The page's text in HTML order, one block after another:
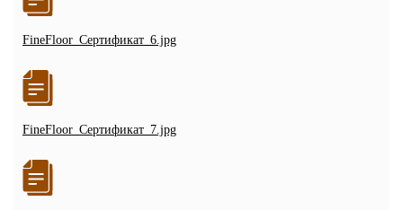
FineFloor_Сертификат_6.jpg
FineFloor_Сертификат_7.jpg